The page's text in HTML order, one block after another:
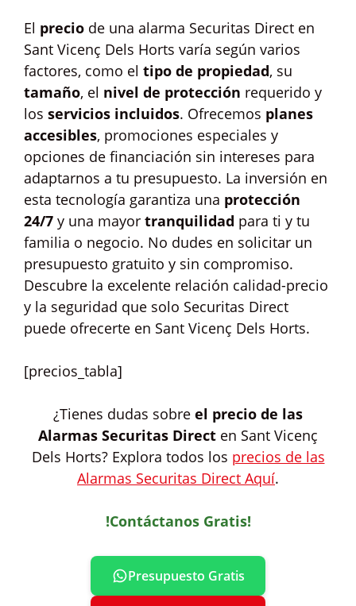
El precio de una alarma Securitas Direct en
Sant Vicenç Dels Horts varía según varios
factores, como el tipo de propiedad, su
tamaño, el nivel de protección requerido y
los servicios incluidos. Ofrecemos planes
accesibles, promociones especiales y
opciones de financiación sin intereses para
adaptarnos a tu presupuesto. La inversión en
esta tecnología garantiza una protección
24/7 y una mayor tranquilidad para ti y tu
familia o negocio. No dudes en solicitar un
presupuesto gratuito y sin compromiso.
Descubre la excelente relación calidad-precio
y la seguridad que solo Securitas Direct
puede ofrecerte en Sant Vicenç Dels Horts.
[precios_tabla]
¿Tienes dudas sobre el precio de las
Alarmas Securitas Direct en Sant Vicenç
Dels Horts? Explora todos los precios de las
Alarmas Securitas Direct Aquí.
!Contáctanos Gratis!
Presupuesto Gratis